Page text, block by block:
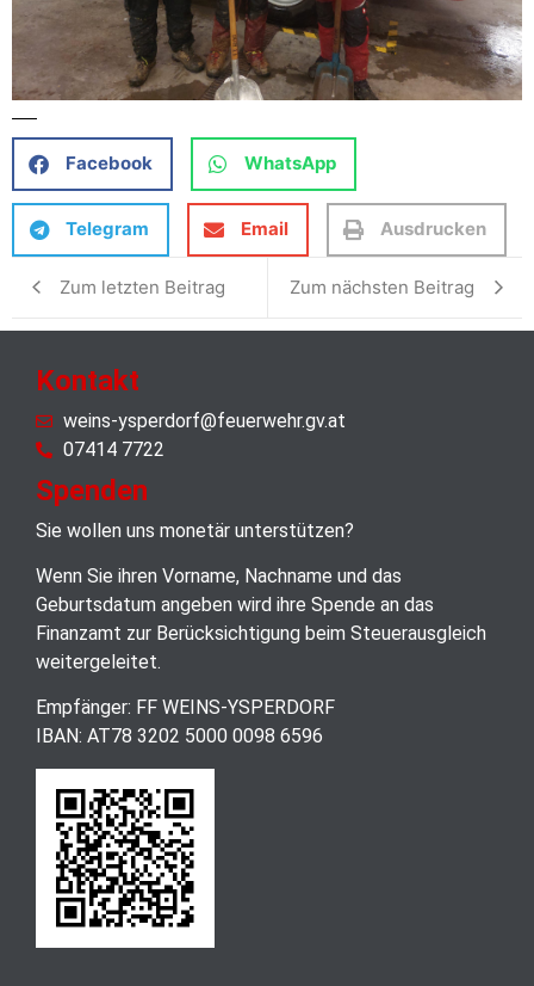
Facebook WhatsApp
Telegram Email Ausdrucken
Zum letzten Beitrag Zum nächsten Beitrag
Kontakt
weins-ysperdorf@feuerwehr.gv.at
07414 7722
Spenden
Sie wollen uns monetär unterstützen?
Wenn Sie ihren Vorname, Nachname und das
Geburtsdatum angeben wird ihre Spende an das
Finanzamt zur Berücksichtigung beim Steuerausgleich
weitergeleitet.
Empfänger: FF WEINS-YSPERDORF
IBAN: AT78 3202 5000 0098 6596